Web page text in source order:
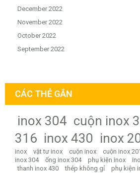
December 2022
November 2022
October 2022
September 2022
CÁC THẺ GẮN
inox 304 cuộn inox
316 inox 430 inox
inox
vật tư inox cuộn inox cuộn inox
inox 304
ống inox 304 phụ kiện inox
thanh inox 430
thép không gỉ phụ kiện